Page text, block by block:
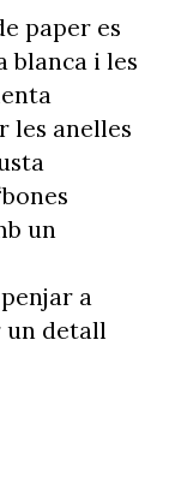
paper es
blanca i les
les anelles
un
a
un detall